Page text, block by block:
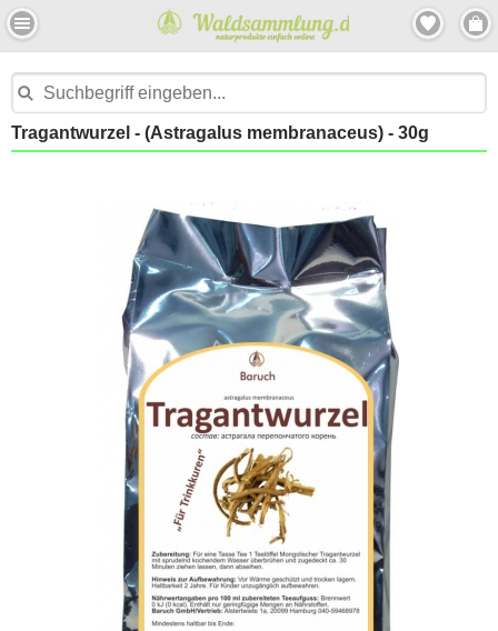
Tragantwurzel - (Astragalus membranaceus) - 30g